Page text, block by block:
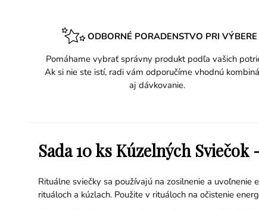
ODBORNÉ PORADENSTVO PRI VÝBERE
Pomáhame vybrať správny produkt podľa vašich
Ak si nie ste istí, radi vám odporučíme vhodnú
aj dávkovanie.
Sada 10 ks Kúzelných Sviečok
Rituálne sviečky sa používajú na zosilnenie a
rituáloch a kúzlach. Použite v rituáloch na očistenie